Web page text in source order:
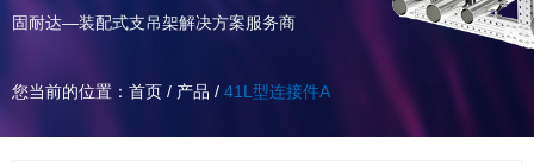
固耐达—装配式支吊架解决方案服务商
您当前的位置：首页 / 产品 / 41L型连接件A